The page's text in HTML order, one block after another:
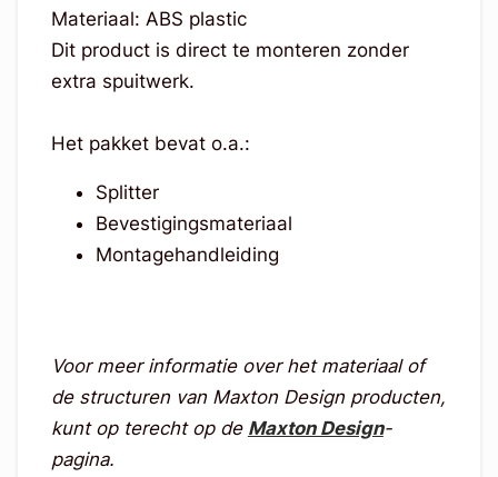
Materiaal: ABS plastic
Dit product is direct te monteren zonder
extra spuitwerk.
Het pakket bevat o.a.:
Splitter
Bevestigingsmateriaal
Montagehandleiding
Voor meer informatie over het materiaal of
de structuren van Maxton Design producten,
kunt op terecht op de Maxton Design-
pagina.